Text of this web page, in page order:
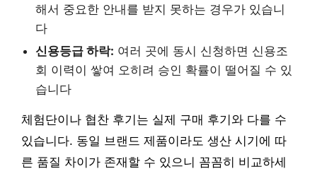
해서 중요한 안내를 받지 못하는 경우가 있습니
다
신용등급 하락: 여러 곳에 동시 신청하면 신용조
회 이력이 쌓여 오히려 승인 확률이 떨어질 수 있
습니다
체험단이나 협찬 후기는 실제 구매 후기와 다를 수
있습니다. 동일 브랜드 제품이라도 생산 시기에 따
른 품질 차이가 존재할 수 있으니 꼼꼼히 비교하세